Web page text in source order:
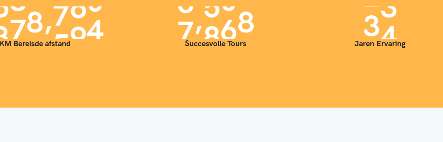
00,000
KM Bereisde afstand
7,000
Succesvolle Tours
35
Jaren Ervaring